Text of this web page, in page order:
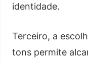
identidade.
Terceiro, a
tons permite